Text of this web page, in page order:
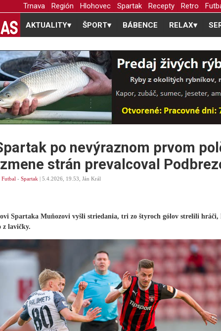
Trnava Región Hlohovec Spartak Recepty Retro
AKTUALITY▾ ŠPORT▾ BÁBENCE RELAX▾
po nevýraznom prvom
strán prevalcoval
Futbal - Spartak | 5.4.2026, 19.53, Ján Král
Spartaka Muňozovi vyšli striedania, tri zo štyroch gólov strelili
z lavičky.